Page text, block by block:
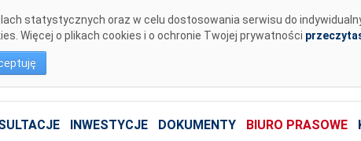
statystycznych oraz w celu dostosowania serwisu do
Więcej o plikach cookies i o ochronie Twojej prywatności
INWESTYCJE DOKUMENTY BIURO PRASOWE